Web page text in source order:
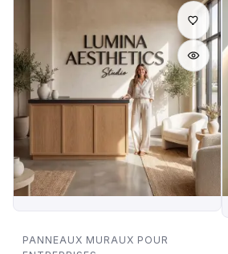
PANNEAUX MURAUX POUR